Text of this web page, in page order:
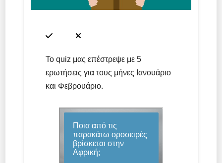
Το quiz μας επέστρεψε με 5
ερωτήσεις για τους μήνες Ιανουάριο
και Φεβρουάριο.